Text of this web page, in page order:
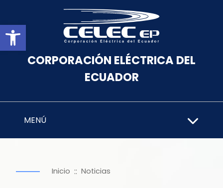
Abrir barra de herramientas
CORPORACIÓN ELÉCTRICA DEL
ECUADOR
MENÚ
Inicio :: Noticias